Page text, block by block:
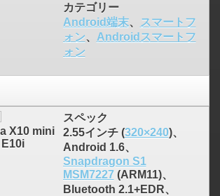
カテゴリー
Android端末、
スマートフ
ォン、 Androidスマートフ
ォン
X10 mini
E10i
スペック
2.55インチ (320×240)、
Android 1.6、
Snapdragon S1
MSM7227(ARM11)、
Bluetooth 2.1+EDR、